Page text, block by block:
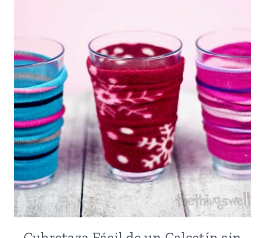
Y
SIGNIFICADO
DE
LOS
NÚMEROS